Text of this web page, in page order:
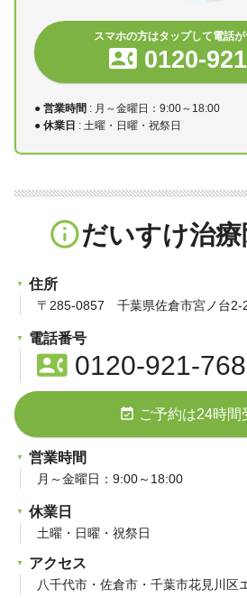
スマホの方はタップして電話
contact_phone0120-
●営業時間 : 月～金曜日：9:00～18:00
●休業日 : 土曜・日曜・祝祭日
info_outlineだいすけ治療
住所
〒285-0857 千葉県佐倉市宮ノ台2-
電話番号
contact_phone0120-921-768
event_available ご予約は24時間
営業時間
月～金曜日：9:00～18:00
休業日
土曜・日曜・祝祭日
アクセス
八千代市・佐倉市・千葉市花見川区